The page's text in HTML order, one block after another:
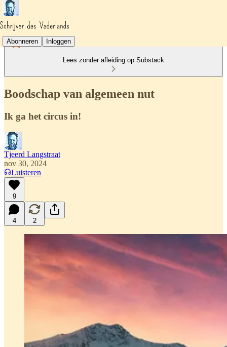
Abonneren Inloggen
Lees zonder afleiding op Substack
Boodschap van algemeen nut
Ik ga het circus in!
Tjeerd Langstraat
nov 30, 2024
Luisteren
9
4 2